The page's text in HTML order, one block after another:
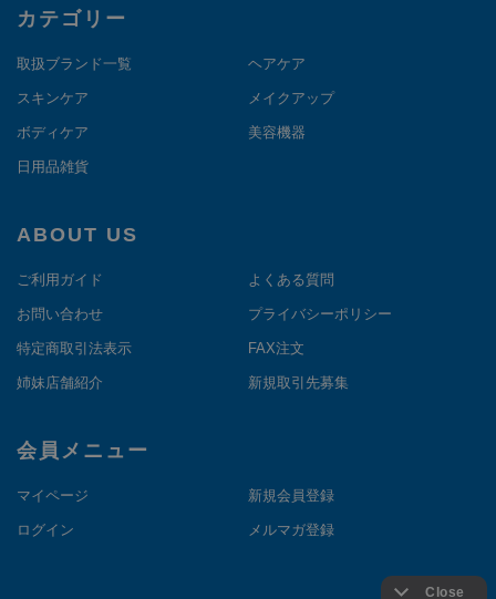
カテゴリー
取扱ブランド一覧 ヘアケア
スキンケア メイクアップ
ボディケア 美容機器
日用品雑貨
ABOUT US
ご利用ガイド よくある質問
お問い合わせ プライバシーポリシー
特定商取引法表示 FAX注文
姉妹店舗紹介 新規取引先募集
会員メニュー
マイページ 新規会員登録
ログイン メルマガ登録